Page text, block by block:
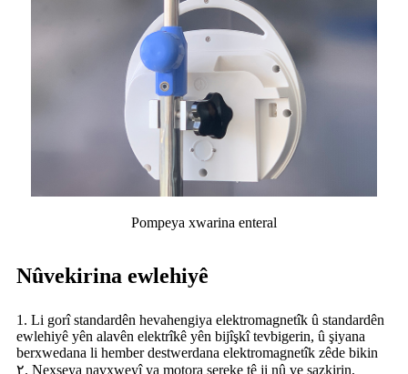
Pompeya xwarina enteral
Nûvekirina ewlehiyê
1. Li gorî standardên hevahengiya elektromagnetîk û standardên
ewlehiyê yên alavên elektrîkê yên bijîşkî tevbigerin, û şiyana
berxwedana li hember destwerdana elektromagnetîk zêde bikin
٢. Nexşeya navxweyî ya motora sereke tê ji nû ve sazkirin,